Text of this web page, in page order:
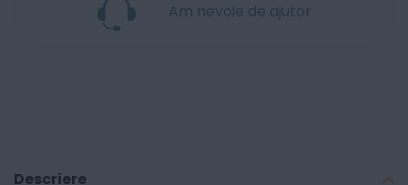
Am nevoie de ajutor
Descriere